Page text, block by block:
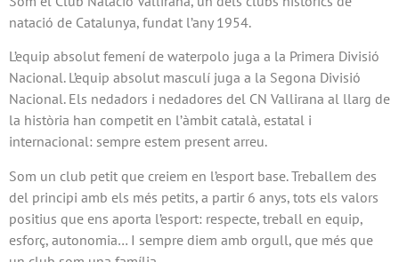
natació de Catalunya, fundat l’any 1954.
L’equip absolut femení de waterpolo juga a la Primera Divisió
Nacional. L’equip absolut masculí juga a la Segona Divisió
Nacional. Els nedadors i nedadores del CN Vallirana al llarg de
la història han competit en l’àmbit català, estatal i
internacional: sempre estem present arreu.
Som un club petit que creiem en l’esport base. Treballem des
del principi amb els més petits, a partir 6 anys, tots els valors
positius que ens aporta l’esport: respecte, treball en equip,
esforç, autonomia… I sempre diem amb orgull, que més que